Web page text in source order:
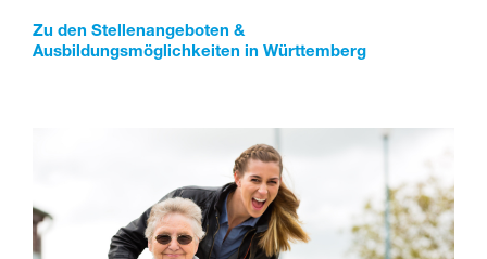
Zu den Stellenangeboten &
Ausbildungsmöglichkeiten in Württemberg